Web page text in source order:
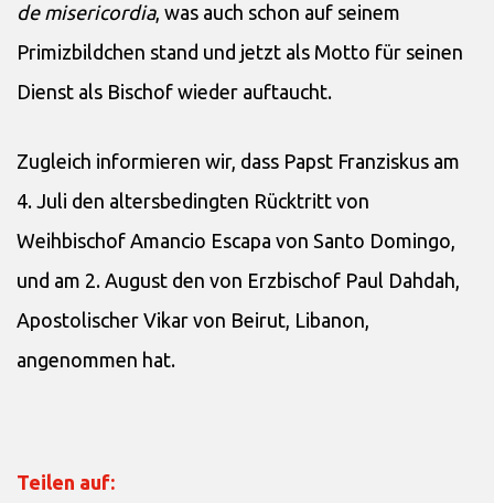
de misericordia, was auch schon auf seinem
Primizbildchen stand und jetzt als Motto für seinen
Dienst als Bischof wieder auftaucht.
Zugleich informieren wir, dass Papst Franziskus am
4. Juli den altersbedingten Rücktritt von
Weihbischof Amancio Escapa von Santo Domingo,
und am 2. August den von Erzbischof Paul Dahdah,
Apostolischer Vikar von Beirut, Libanon,
angenommen hat.
Teilen auf: